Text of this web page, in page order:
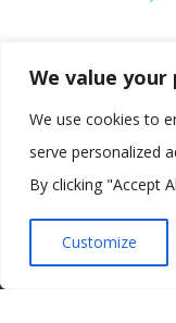
We value your
We use cookies to
serve personalized
By clicking "Accept
Customize
Koristimo kolačiće
našoj web stranici.
Informacije o
Prihvaćam